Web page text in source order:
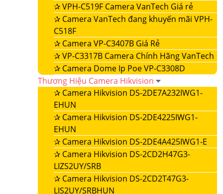
✰VPH-C519F Camera VanTech Giá rẻ
✰ Camera VanTech đang khuyến mãi VPH-
C518F
✰ Camera VP-C3407B Giá Rẻ
✰VP-C3317B Camera Chính Hãng VanTech
✰ Camera Dome Ip Poe VP-C3308D
Thương Hiệu Camera Hikvision
✰ Camera Hikvision DS-2DE7A232IWG1-
EHUN
✰ Camera Hikvision DS-2DE4225IWG1-
EHUN
✰ Camera Hikvision DS-2DE4A425IWG1-E
✰ Camera Hikvision DS-2CD2H47G3-
LIZS2UY/SRB
✰ Camera Hikvision DS-2CD2T47G3-
LIS2UY/SRBHUN